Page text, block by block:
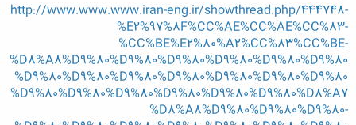
http://www.www.www.iran-eng.ir/showthread.php/444748-
%E2%97%8F%CC%AE%CC%AE%CC%83-
%CC%BE%E2%80%A2%CC%83%CC%BE-
%D8%A8%D9%80%D9%80%D9%80%D9%80%D9%80%D9%80
%D9%80%D9%80%D9%80%D9%80%D9%80%D9%80%D9%80
%D9%80%D9%80%D9%80%D9%80%D9%80%D9%80%D8%A7
%D8%A8%D9%80%D9%80%D9%80-